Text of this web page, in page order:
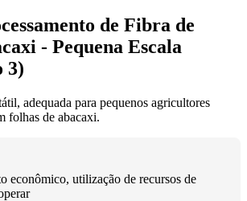
de Fibra de
- Pequena Escala
3)
adequada para pequenos agricultores
folhas de abacaxi.
econômico, utilização de recursos de